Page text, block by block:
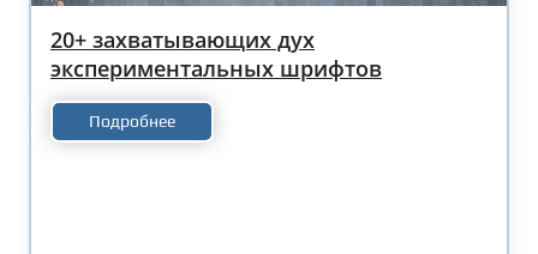
20+ захватывающих дух
экспериментальных шрифтов
Подробнее